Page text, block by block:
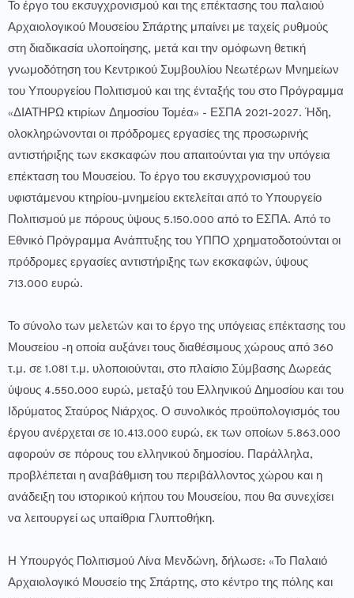
Το έργο του εκσυγχρονισμού και της επέκτασης του παλαιού
Αρχαιολογικού Μουσείου Σπάρτης μπαίνει με ταχείς ρυθμούς
στη διαδικασία υλοποίησης, μετά και την ομόφωνη θετική
γνωμοδότηση του Κεντρικού Συμβουλίου Νεωτέρων Μνημείων
του Υπουργείου Πολιτισμού και της ένταξής του στο Πρόγραμμα
«ΔΙΑΤΗΡΩ κτιρίων Δημοσίου Τομέα» - ΕΣΠΑ 2021-2027. Ήδη,
ολοκληρώνονται οι πρόδρομες εργασίες της προσωρινής
αντιστήριξης των εκσκαφών που απαιτούνται για την υπόγεια
επέκταση του Μουσείου. Το έργο του εκσυγχρονισμού του
υφιστάμενου κτηρίου-μνημείου εκτελείται από το Υπουργείο
Πολιτισμού με πόρους ύψους 5.150.000 από το ΕΣΠΑ. Από το
Εθνικό Πρόγραμμα Ανάπτυξης του ΥΠΠΟ χρηματοδοτούνται οι
πρόδρομες εργασίες αντιστήριξης των εκσκαφών, ύψους
713.000 ευρώ.
Το σύνολο των μελετών και το έργο της υπόγειας επέκτασης του
Μουσείου -η οποία αυξάνει τους διαθέσιμους χώρους από 360
τ.μ. σε 1.081 τ.μ. υλοποιούνται, στο πλαίσιο Σύμβασης Δωρεάς
ύψους 4.550.000 ευρώ, μεταξύ του Ελληνικού Δημοσίου και του
Ιδρύματος Σταύρος Νιάρχος. Ο συνολικός προϋπολογισμός του
έργου ανέρχεται σε 10.413.000 ευρώ, εκ των οποίων 5.863.000
αφορούν σε πόρους του ελληνικού δημοσίου. Παράλληλα,
προβλέπεται η αναβάθμιση του περιβάλλοντος χώρου και η
ανάδειξη του ιστορικού κήπου του Μουσείου, που θα συνεχίσει
να λειτουργεί ως υπαίθρια Γλυπτοθήκη.
Η Υπουργός Πολιτισμού Λίνα Μενδώνη, δήλωσε: «Το Παλαιό
Αρχαιολογικό Μουσείο της Σπάρτης, στο κέντρο της πόλης και